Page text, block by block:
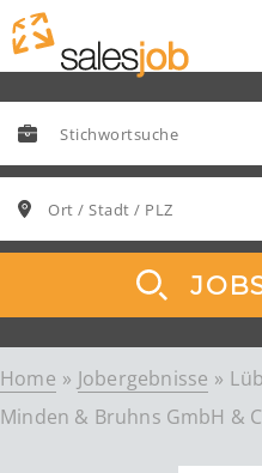
Home Jobergebnisse
Minden & Bruhns GmbH &